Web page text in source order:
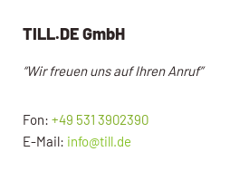
TILL.DE GmbH
“Wir freuen uns auf Ihren Anruf”
Fon: +49 531 3902390
E-Mail: info@till.de